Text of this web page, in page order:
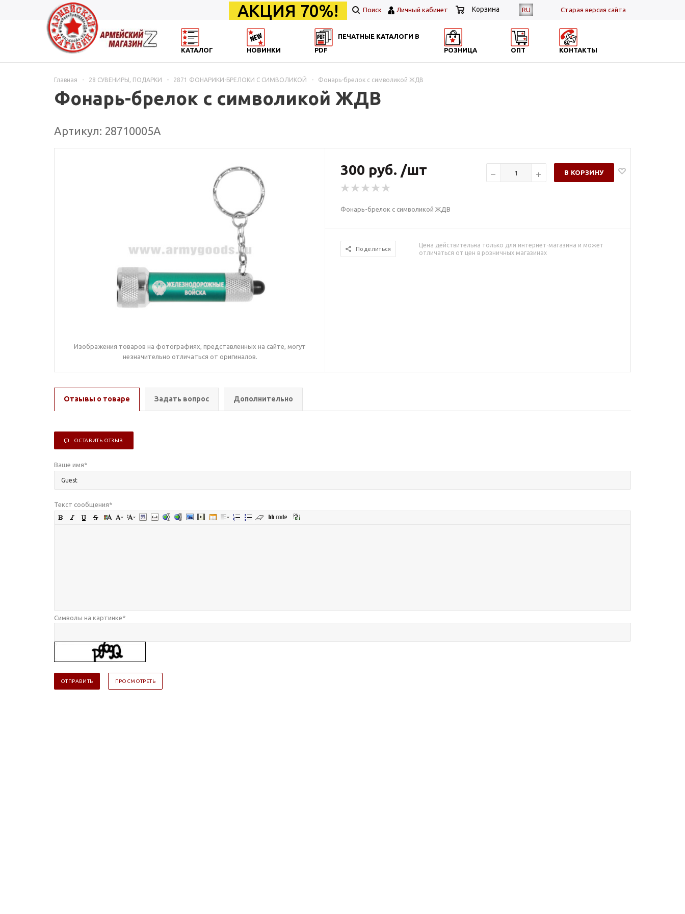
RU Cтарая версия сайта
АКЦИЯ 70%! Поиск Личный кабинет Корзина
КАТАЛОГ НОВИНКИ
ПЕЧАТНЫЕ КАТАЛОГИ В
PDF
РОЗНИЦА ОПТ КОНТАКТЫ
Главная - 28 СУВЕНИРЫ, ПОДАРКИ - 2871 ФОНАРИКИ-БРЕЛОКИ С СИМВОЛИКОЙ - Фонарь-брелок с символикой ЖДВ
Фонарь-брелок с символикой ЖДВ
Артикул: 28710005А
Изображения товаров на фотографиях, представленных на сайте, могут
незначительно отличаться от оригиналов.
300 руб. /шт В КОРЗИНУ
Фонарь-брелок с символикой ЖДВ
Поделиться
Цена действительна только для интернет-магазина и может
отличаться от цен в розничных магазинах
Отзывы о товаре Задать вопрос Дополнительно
ОСТАВИТЬ ОТЗЫВ
Ваше имя*
Текст сообщения*
Символы на картинке*